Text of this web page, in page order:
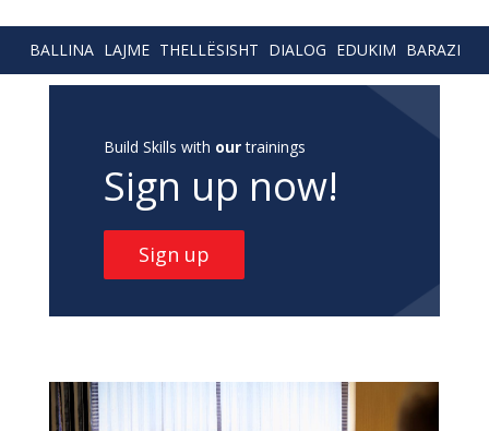
BALLINA LAJME THELLËSISHT DIALOG EDUKIM BARAZI
Build Skills with ourtrainings
Sign up now!
Sign up